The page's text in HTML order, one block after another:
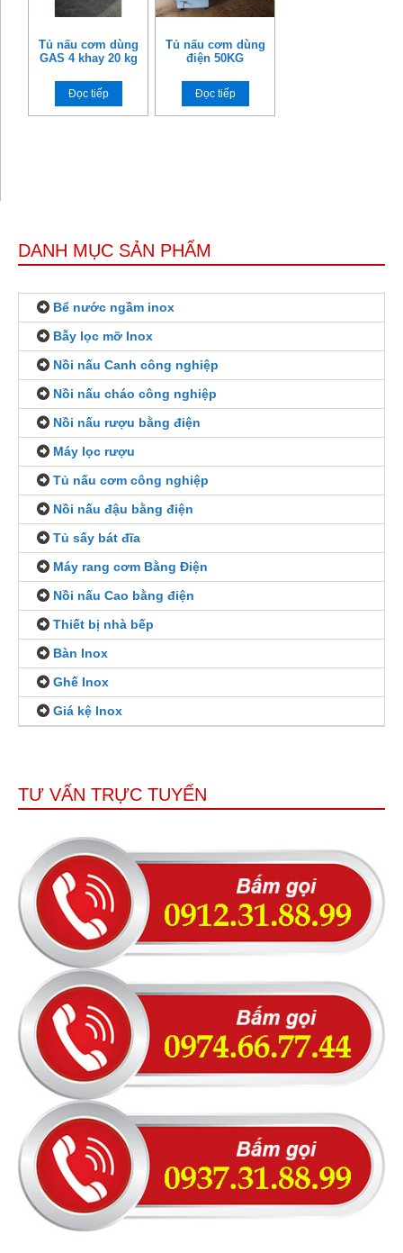
Tủ nấu cơm dùng
GAS 4 khay 20 kg
Đọc tiếp
Tủ nấu cơm dùng
điện 50KG
Đọc tiếp
DANH MỤC SẢN PHẨM
Bể nước ngầm inox
Bẫy lọc mỡ Inox
Nồi nấu Canh công nghiệp
Nồi nấu cháo công nghiệp
Nồi nấu rượu bằng điện
Máy lọc rượu
Tủ nấu cơm công nghiệp
Nồi nấu đậu bằng điện
Tủ sấy bát đĩa
Máy rang cơm Bằng Điện
Nồi nấu Cao bằng điện
Thiết bị nhà bếp
Bàn Inox
Ghế Inox
Giá kệ Inox
TƯ VẤN TRỰC TUYẾN